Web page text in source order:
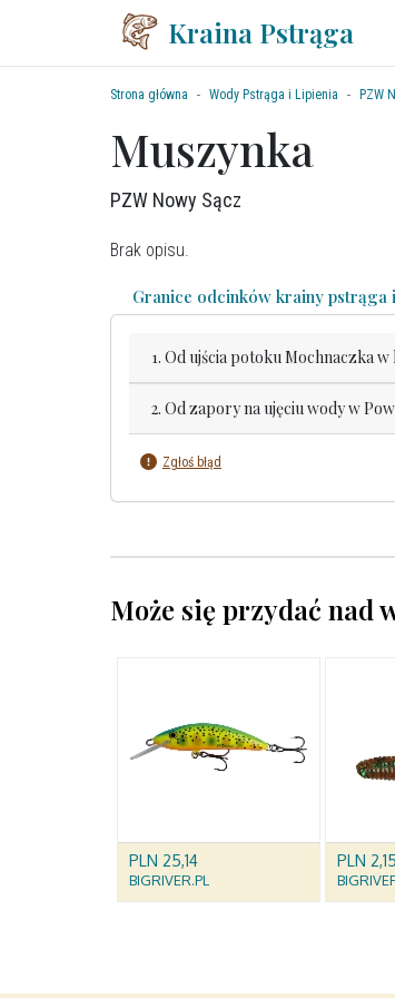
Kraina Pstrąga
Strona główna Wody Pstrąga i Lipienia PZW
Muszynka
PZW Nowy Sącz
Brak opisu.
Granice odcinków krainy pstrąga
1. Od ujścia potoku Mochnaczka
2. Od zapory na ujęciu wody w
Zgłoś błąd
Może się przydać nad